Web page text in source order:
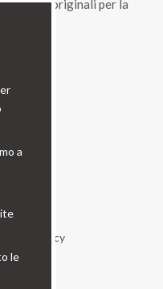
originali per la
Privacy Policy
a
le